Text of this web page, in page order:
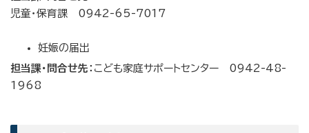
児童・保育課 0942-65-7017
妊娠の届出
担当課・問合せ先： こども家庭サポートセンター 0942-48-
1968